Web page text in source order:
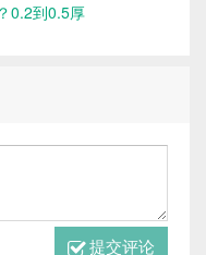
0.2到0.5厚
提交评论